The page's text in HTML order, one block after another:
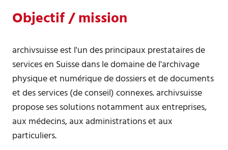
Objectif / mission
archivsuisse est l'un des principaux prestataires de
services en Suisse dans le domaine de l'archivage
physique et numérique de dossiers et de documents
et des services (de conseil) connexes. archivsuisse
propose ses solutions notamment aux entreprises,
aux médecins, aux administrations et aux
particuliers.